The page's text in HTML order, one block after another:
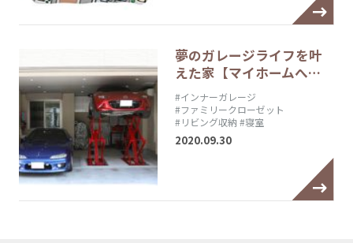
夢のガレージライフを叶
えた家【マイホームへ…
#インナーガレージ
#ファミリークローゼット
#リビング収納 #寝室
2020.09.30